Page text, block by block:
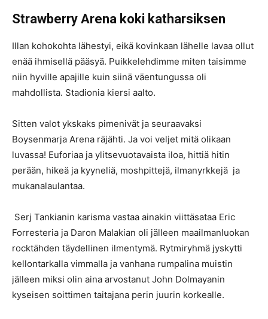
Strawberry Arena koki katharsiksen
Illan kohokohta lähestyi, eikä kovinkaan lähelle lavaa ollut
enää ihmisellä pääsyä. Puikkelehdimme miten taisimme
niin hyville apajille kuin siinä väentungussa oli
mahdollista. Stadionia kiersi aalto.
Sitten valot ykskaks pimenivät ja seuraavaksi
Boysenmarja Arena räjähti. Ja voi veljet mitä olikaan
luvassa! Euforiaa ja ylitsevuotavaista iloa, hittiä hitin
perään, hikeä ja kyyneliä, moshpittejä, ilmanyrkkejä ja
mukanalaulantaa.
Serj Tankianin karisma vastaa ainakin viittäsataa Eric
Forresteria ja Daron Malakian oli jälleen maailmanluokan
rocktähden täydellinen ilmentymä. Rytmiryhmä jyskytti
kellontarkalla vimmalla ja vanhana rumpalina muistin
jälleen miksi olin aina arvostanut John Dolmayanin
kyseisen soittimen taitajana perin juurin korkealle.